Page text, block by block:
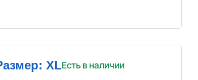
XLЕсть в наличии